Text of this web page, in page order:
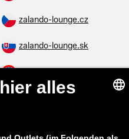
zalando-lounge.cz
zalando-lounge.sk